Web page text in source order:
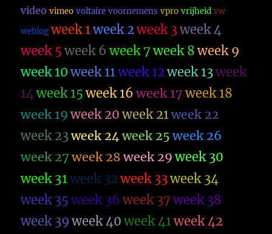
video vimeo voltaire voornemens vpro vrijheid vw
weblog week 1week 2week 3week 4
week 5 week 6 week 7 week 8 week 9
week 10 week 11week 12week 13week
14week 15 week 16 week 17 week 18
week 19 week 20 week 21week 22
week 23week 24week 25 week 26
week 27 week 28 week 29 week 30
week 31week 32week 33week 34
week 35 week 36 week 37 week 38
week 39 week 40 week 41week 42